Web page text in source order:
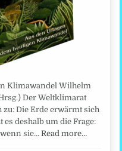
Klimawandel Wilhelm
Der Weltklimarat
zu: Die Erde erwärmt sich
deshalb um die Frage:
wenn sie…Read more…